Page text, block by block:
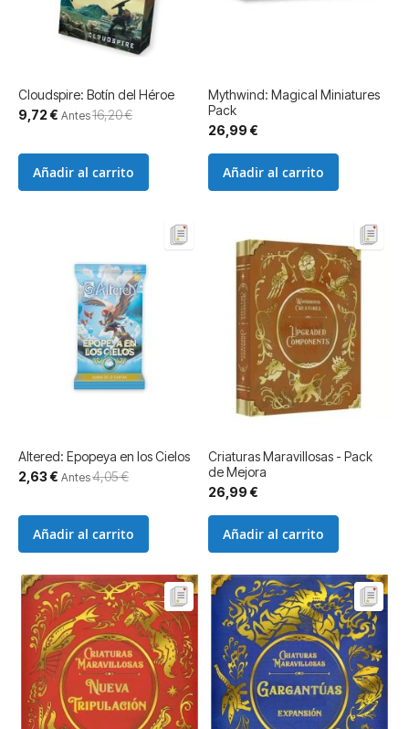
Cloudspire: Botín del Héroe
Precio
especial
9,72 € Antes16,20 €
Añadir al carrito
Mythwind: Magical Miniatures
Pack
26,99 €
Añadir al carrito
Altered: Epopeya en los Cielos
Precio
especial
2,63 € Antes4,05 €
Añadir al carrito
Criaturas Maravillosas - Pack
de Mejora
26,99 €
Añadir al carrito